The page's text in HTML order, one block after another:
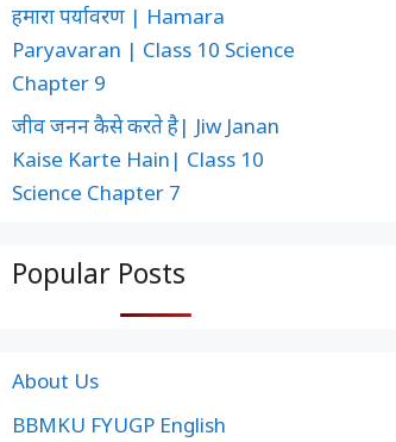
हमारा पर्यावरण | Hamara
Paryavaran | Class 10 Science
Chapter 9
जीव जनन कैसे करते है| Jiw Janan
Kaise Karte Hain| Class 10
Science Chapter 7
Popular Posts
About Us
BBMKU FYUGP English